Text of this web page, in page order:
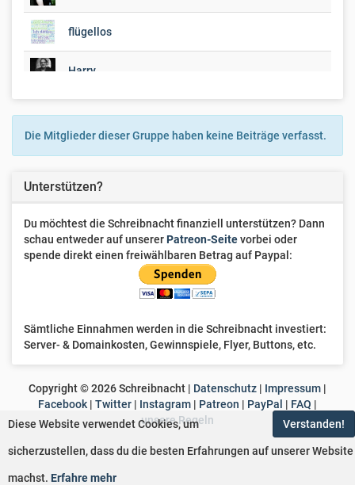
flügellos
Harry
Die Mitglieder dieser Gruppe haben keine Beiträge verfasst.
Unterstützen?
Du möchtest die Schreibnacht finanziell unterstützen? Dann
schau entweder auf unsererPatreon-Seitevorbei oder
spende direkt einen freiwählbaren Betrag auf Paypal:
Sämtliche Einnahmen werden in die Schreibnacht investiert:
Server- & Domainkosten, Gewinnspiele, Flyer, Buttons, etc.
Copyright ©2026Schreibnacht | Datenschutz | Impressum |
Facebook | Twitter | Instagram | Patreon | PayPal | FAQ |
unsere Regeln
Verstanden!
Diese Website verwendet Cookies, um
sicherzustellen, dass du die besten Erfahrungen auf unserer Website
machst. Erfahre mehr